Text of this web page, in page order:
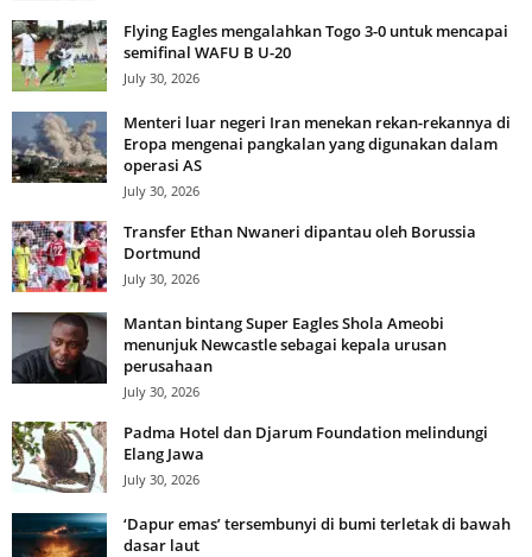
Flying Eagles mengalahkan Togo 3-0 untuk mencapai
semifinal WAFU B U-20
July 30, 2026
Menteri luar negeri Iran menekan rekan-rekannya di
Eropa mengenai pangkalan yang digunakan dalam
operasi AS
July 30, 2026
Transfer Ethan Nwaneri dipantau oleh Borussia
Dortmund
July 30, 2026
Mantan bintang Super Eagles Shola Ameobi
menunjuk Newcastle sebagai kepala urusan
perusahaan
July 30, 2026
Padma Hotel dan Djarum Foundation melindungi
Elang Jawa
July 30, 2026
‘Dapur emas’ tersembunyi di bumi terletak di bawah
dasar laut